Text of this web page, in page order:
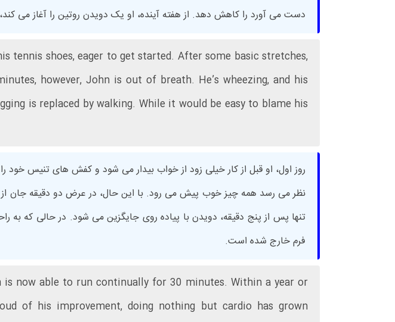
دست می آورد را کاهش دهد. از هفته آینده، او یک دویدن روتین را آغاز می
tennis shoes, eager to get started. After some basic stretches,
however, John is out of breath. He’s wheezing, and his
is replaced by walking. While it would be easy to blame his
روز اول، او قبل از کار خیلی زود از خواب بیدار می شود و کفش های تنیس
نظر می رسد همه چیز خوب پیش می رود. با این حال، در عرض دو دقیقه
تنها پس از پنج دقیقه، دویدن با پیاده روی جایگزین می شود. در حالی که به
فرم خارج شده است.
is now able to run continually for 30 minutes. Within a year or
of his improvement, doing nothing but cardio has grown